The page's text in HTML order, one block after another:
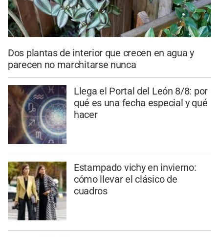
Dos plantas de interior que crecen en agua y
parecen no marchitarse nunca
Llega el Portal del León 8/8: por
qué es una fecha especial y qué
hacer
Estampado vichy en invierno:
cómo llevar el clásico de
cuadros